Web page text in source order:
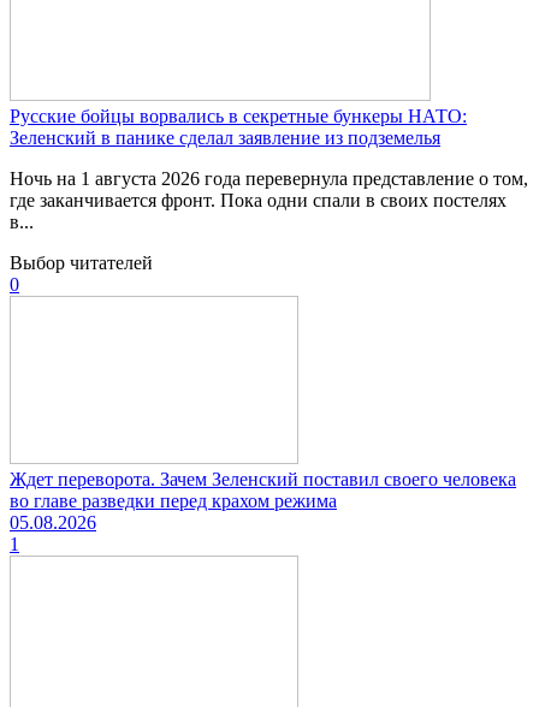
Русские бойцы ворвались в секретные бункеры НАТО:
Зеленский в панике сделал заявление из подземелья
Ночь на 1 августа 2026 года перевернула представление о том,
где заканчивается фронт. Пока одни спали в своих постелях
в...
Выбор читателей
0
Ждет переворота. Зачем Зеленский поставил своего человека
во главе разведки перед крахом режима
05.08.2026
1